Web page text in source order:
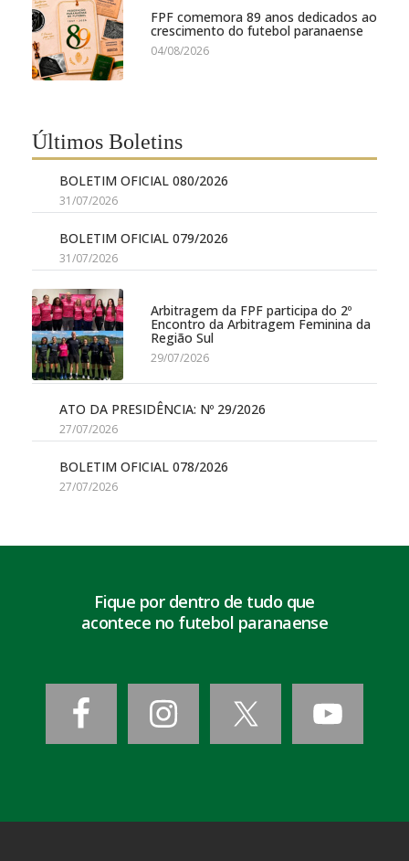
FPF comemora 89 anos dedicados ao
crescimento do futebol paranaense
04/08/2026
Últimos Boletins
BOLETIM OFICIAL 080/2026
31/07/2026
BOLETIM OFICIAL 079/2026
31/07/2026
Arbitragem da FPF participa do 2º
Encontro da Arbitragem Feminina da
Região Sul
29/07/2026
ATO DA PRESIDÊNCIA: Nº 29/2026
27/07/2026
BOLETIM OFICIAL 078/2026
27/07/2026
Fique por dentro de tudo que
acontece no futebol paranaense